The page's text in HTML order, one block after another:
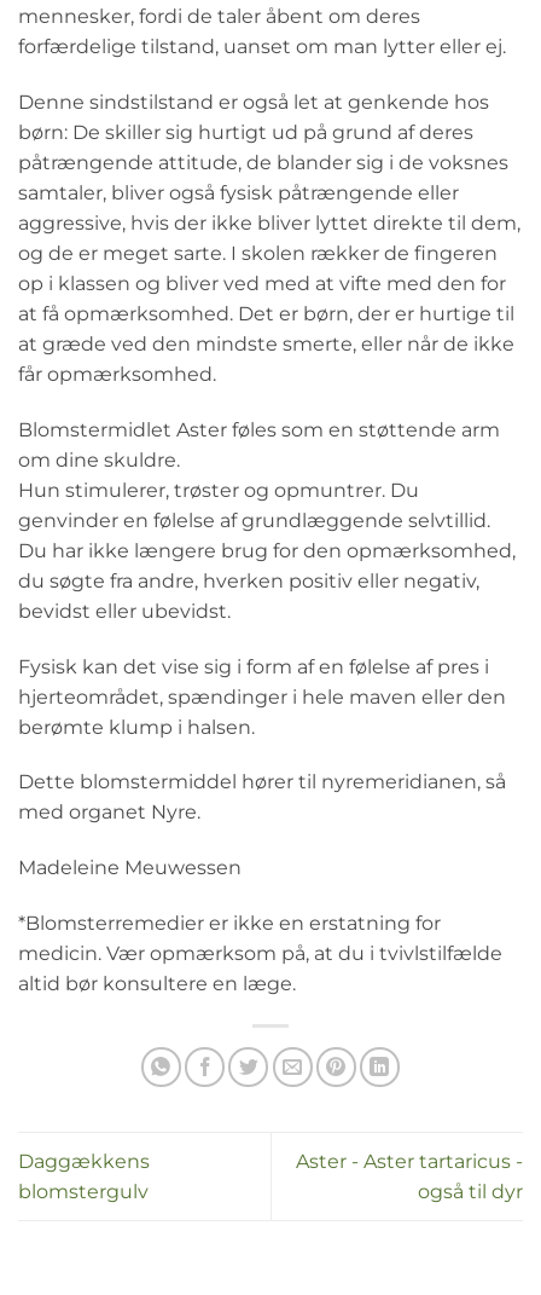
mennesker, fordi de taler åbent om deres
forfærdelige tilstand, uanset om man lytter eller ej.
Denne sindstilstand er også let at genkende hos
børn: De skiller sig hurtigt ud på grund af deres
påtrængende attitude, de blander sig i de voksnes
samtaler, bliver også fysisk påtrængende eller
aggressive, hvis der ikke bliver lyttet direkte til dem,
og de er meget sarte. I skolen rækker de fingeren
op i klassen og bliver ved med at vifte med den for
at få opmærksomhed. Det er børn, der er hurtige til
at græde ved den mindste smerte, eller når de ikke
får opmærksomhed.
Blomstermidlet Aster føles som en støttende arm
om dine skuldre.
Hun stimulerer, trøster og opmuntrer. Du
genvinder en følelse af grundlæggende selvtillid.
Du har ikke længere brug for den opmærksomhed,
du søgte fra andre, hverken positiv eller negativ,
bevidst eller ubevidst.
Fysisk kan det vise sig i form af en følelse af pres i
hjerteområdet, spændinger i hele maven eller den
berømte klump i halsen.
Dette blomstermiddel hører til nyremeridianen, så
med organet Nyre.
Madeleine Meuwessen
*Blomsterremedier er ikke en erstatning for
medicin. Vær opmærksom på, at du i tvivlstilfælde
altid bør konsultere en læge.
Daggækkens
blomstergulv
Aster - Aster tartaricus -
også til dyr